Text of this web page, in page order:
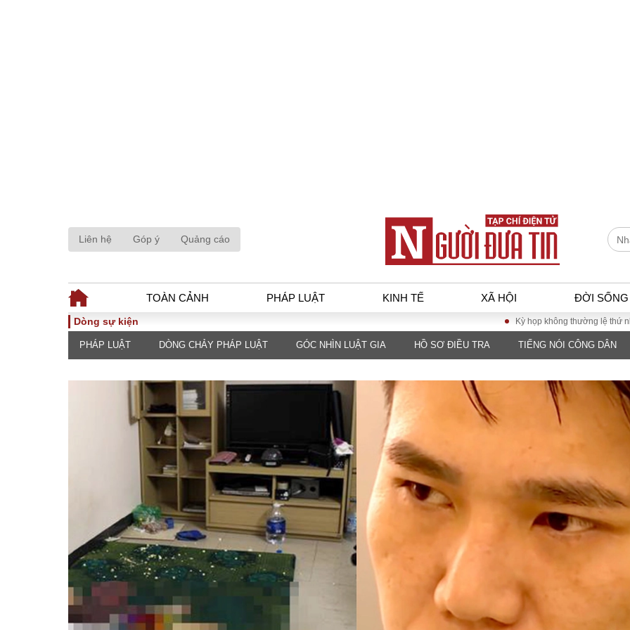
Liên hệ Góp ý Quảng cáo
TOÀN CẢNH PHÁP LUẬT KINH TẾ XÃ HỘI ĐỜI SỐNG
TOÀN CẢNH
Chính sách
Sự kiện
Đối thoại
Thế giới
PHÁP LUẬT
Hồ sơ điều tra
Tiếng nói công dân
An ninh - Hình sự
KINH TẾ
Tài chính - Ngân
Kinh tế vĩ mô
nghiệp
Xu hướng thị
trường
Tiêu dùng và dư
Công nghệ
XÃ HỘI
Giáo dục
Môi
Quan điểm
INFOCUS
Dòng sự kiện Kỳ họp không thường lệ thứ nhất, Quốc
PHÁP LUẬT DÒNG CHẢY PHÁP LUẬT GÓC NHÌN LUẬT GIA HỒ SƠ ĐIỀU TRA TIẾNG NÓI CÔNG DÂN